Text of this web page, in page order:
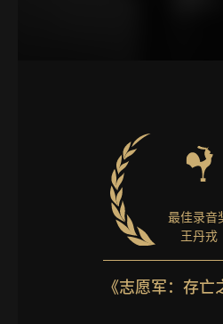
最佳录音
王丹戎
《志愿军：存亡